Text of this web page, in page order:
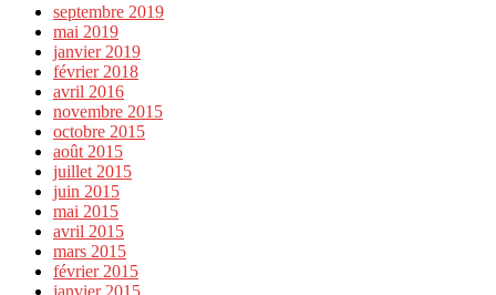
septembre 2019
mai 2019
janvier 2019
février 2018
avril 2016
novembre 2015
octobre 2015
août 2015
juillet 2015
juin 2015
mai 2015
avril 2015
mars 2015
février 2015
janvier 2015